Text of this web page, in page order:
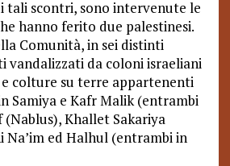
tali scontri, sono intervenute le
hanno ferito due palestinesi.
Comunità, in sei distinti
vandalizzati da coloni israeliani
e colture su terre appartenenti
Samiya e Kafr Malik (entrambi
(Nablus), Khallet Sakariya
Na’im ed Halhul (entrambi in